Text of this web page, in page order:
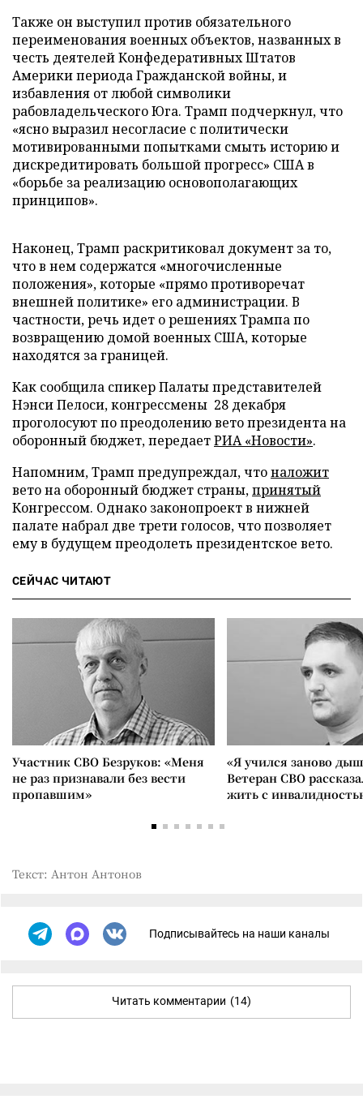
Также он выступил против обязательного
переименования военных объектов, названных в
честь деятелей Конфедеративных Штатов
Америки периода Гражданской войны, и
избавления от любой символики
рабовладельческого Юга. Трамп подчеркнул, что
«ясно выразил несогласие с политически
мотивированными попытками смыть историю и
дискредитировать большой прогресс» США в
«борьбе за реализацию основополагающих
принципов».
Наконец, Трамп раскритиковал документ за то,
что в нем содержатся «многочисленные
положения», которые «прямо противоречат
внешней политике» его администрации. В
частности, речь идет о решениях Трампа по
возвращению домой военных США, которые
находятся за границей.
Как сообщила спикер Палаты представителей
Нэнси Пелоси, конгрессмены 28 декабря
проголосуют по преодолению вето президента на
оборонный бюджет, передаетРИА «Новости».
Напомним, Трамп предупреждал, чтоналожит
вето на оборонный бюджет страны,принятый
Конгрессом. Однако законопроект в нижней
палате набрал две трети голосов, что позволяет
ему в будущем преодолеть президентское вето.
СЕЙЧАС ЧИТАЮТ
Участник СВО Безруков: «Меня
не раз признавали без вести
пропавшим»
«Я учился заново
Ветеран СВО
жить с
Текст: Антон Антонов
Подписывайтесь на наши каналы
Читать комментарии (14)